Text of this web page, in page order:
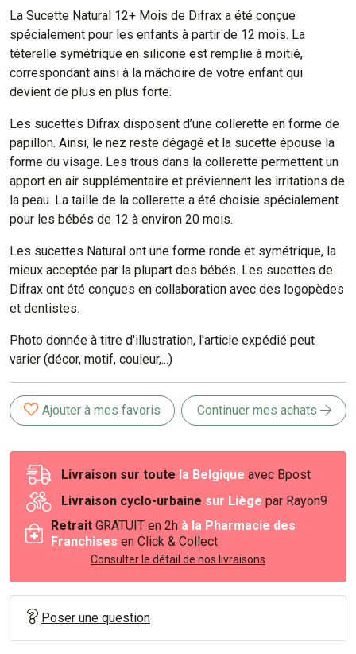
La Sucette Natural 12+ Mois de Difrax a été conçue
spécialement pour les enfants à partir de 12 mois. La
téterelle symétrique en silicone est remplie à moitié,
correspondant ainsi à la mâchoire de votre enfant qui
devient de plus en plus forte.
Les sucettes Difrax disposent d’une collerette en forme de
papillon. Ainsi, le nez reste dégagé et la sucette épouse la
forme du visage. Les trous dans la collerette permettent un
apport en air supplémentaire et préviennent les irritations de
la peau. La taille de la collerette a été choisie spécialement
pour les bébés de 12 à environ 20 mois.
Les sucettes Natural ont une forme ronde et symétrique, la
mieux acceptée par la plupart des bébés. Les sucettes de
Difrax ont été conçues en collaboration avec des logopèdes
et dentistes.
Photo donnée à titre d'illustration, l'article expédié peut
varier (décor, motif, couleur,...)
Ajouter à mes favoris Continuer mes achats
Livraison sur toute la Belgique avec Bpost
Livraison cyclo-urbaine sur Liège par Rayon9
Retrait GRATUIT en 2h à la Pharmacie des
Franchises en Click & Collect
Consulter le détail de nos livraisons
Poser une question